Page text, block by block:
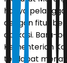
hanya
dengan fitur
aplikasi. Baru-
Kementerian
terdapat